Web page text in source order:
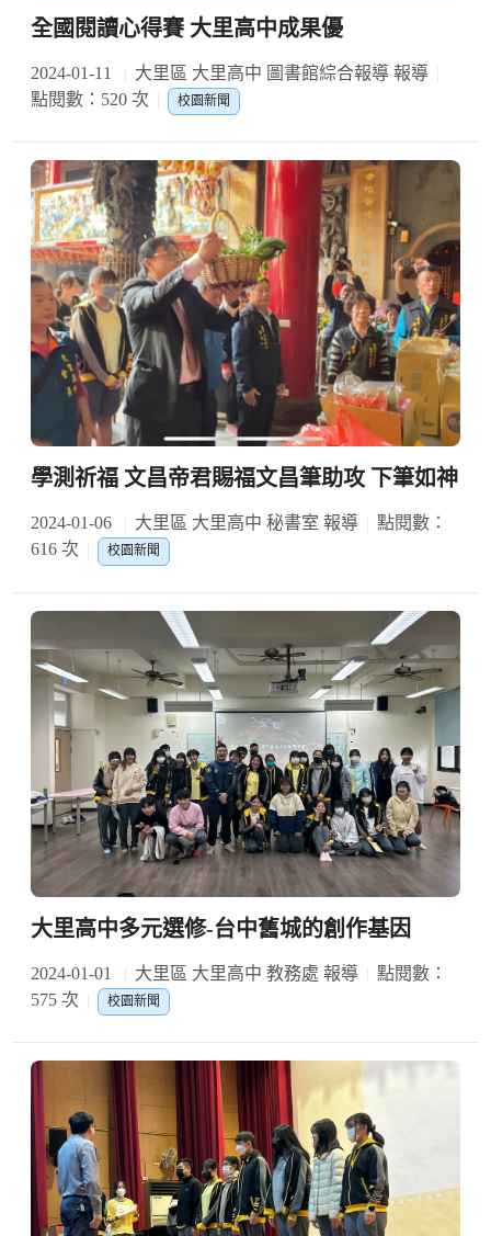
全國閱讀心得賽 大里高中成果優
2024-01-11
大里區 大里高中 圖書館綜合報導 報導
點閱數：520 次
校園新聞
學測祈福 文昌帝君賜福文昌筆助攻 下筆如神
2024-01-06 大里區 大里高中 秘書室 報導
點閱數：
616 次
校園新聞
大里高中多元選修-台中舊城的創作基因
2024-01-01 大里區 大里高中 教務處 報導
點閱數：
575 次
校園新聞